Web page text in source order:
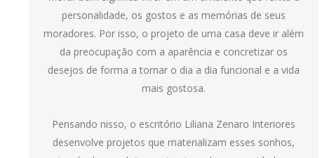
personalidade, os gostos e as memórias de seus
moradores. Por isso, o projeto de uma casa deve ir além
da preocupação com a aparência e concretizar os
desejos de forma a tornar o dia a dia funcional e a vida
mais gostosa.
Pensando nisso, o escritório Liliana Zenaro Interiores
desenvolve projetos que materializam esses sonhos,